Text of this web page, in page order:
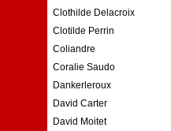
Clothilde Delacroix
Clotilde Perrin
Coliandre
Coralie Saudo
Dankerleroux
David Carter
David Moitet